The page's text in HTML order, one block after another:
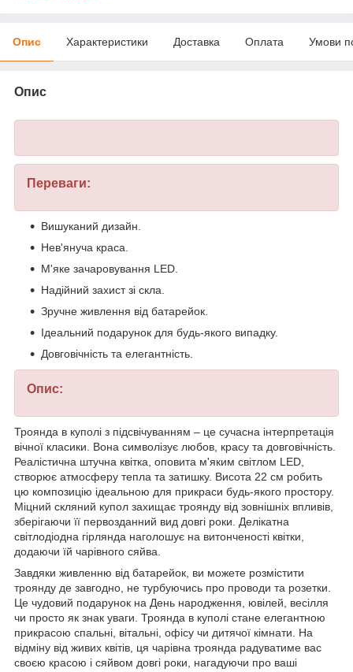
Опис Характеристики Доставка Оплата Умови
Опис
Переваги:
Вишуканий дизайн.
Нев'януча краса.
М'яке зачаровування LED.
Надійний захист зі скла.
Зручне живлення від батарейок.
Ідеальний подарунок для будь-якого випадку.
Довговічність та елегантність.
Опис:
Троянда в куполі з підсвічуванням – це сучасна інтерпретація
вічної класики. Вона символізує любов, красу та довговічність.
Реалістична штучна квітка, оповита м'яким світлом LED,
створює атмосферу тепла та затишку. Висота 22 см робить
цю композицію ідеальною для прикраси будь-якого простору.
Міцний скляний купол захищає троянду від зовнішніх впливів,
зберігаючи її первозданний вид довгі роки. Делікатна
світлодіодна гірлянда наголошує на витонченості квітки,
додаючи їй чарівного сяйва.
Завдяки живленню від батарейок, ви можете розмістити
троянду де завгодно, не турбуючись про проводи та розетки.
Це чудовий подарунок на День народження, ювілей, весілля
чи просто як знак уваги. Троянда в куполі стане елегантною
прикрасою спальні, вітальні, офісу чи дитячої кімнати. На
відміну від живих квітів, ця чарівна троянда радуватиме вас
своєю красою і сяйвом довгі роки, нагадуючи про ваші